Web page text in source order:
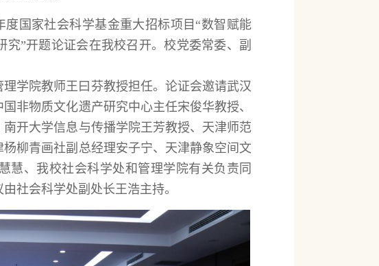
度国家社会科学基金重大招标项目“数智赋能
”开题论证会在我校召开。校党委常委、副
学院教师王曰芬教授担任。论证会邀请武汉
非物质文化遗产研究中心主任宋俊华教授、
开大学信息与传播学院王芳教授、天津师范
柳青画社副总经理安子宁、天津静象空间文
慧、我校社会科学处和管理学院有关负责同
社会科学处副处长王浩主持。